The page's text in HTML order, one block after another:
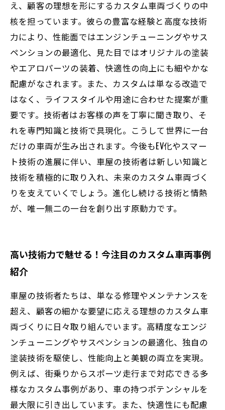
え、顧客の理想を形にするカスタム車両づくりの中
核を担っています。彼らの豊富な経験と高度な技術
力により、性能面ではエンジンチューニングやサス
ペンションの最適化、見た目ではオリジナルの塗装
やエアロパーツの装着、快適性の向上にも細やかな
配慮がなされます。また、カスタムは単なる改造で
はなく、ライフスタイルや用途に合わせた提案が重
要です。技術者はお客様の声を丁寧に聞き取り、そ
れを専門知識と技術で具現化。こうして世界に一台
だけの車両が生み出されます。今後もEV化やスマー
ト技術の進展に伴い、車屋の技術者は新しい知識と
技術を積極的に取り入れ、未来のカスタム車両づく
りを支えていくでしょう。進化し続ける技術と情熱
が、唯一無二の一台を創り出す原動力です。
高い技術力で魅せる！今注目のカスタム車両事例
紹介
車屋の技術者たちは、単なる修理やメンテナンスを
超え、顧客の細かな要望に応える理想のカスタム車
両づくりに日々取り組んでいます。高精度なエンジ
ンチューニングやサスペンションの最適化、独自の
塗装技術を駆使し、性能向上と美観の両立を実現。
例えば、街乗りからスポーツ走行まで対応できる多
様なカスタム事例があり、車の持つポテンシャルを
最大限に引き出しています。また、快適性にも配慮